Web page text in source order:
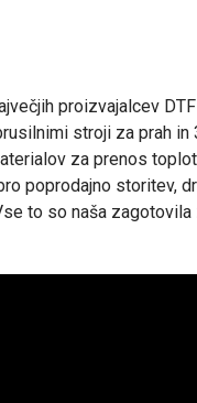
proizvajalcev
stroji za prah
za prenos
poprodajno storitev,
to so naša